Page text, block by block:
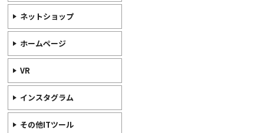
ネットショップ
ホームページ
VR
インスタグラム
その他ITツール